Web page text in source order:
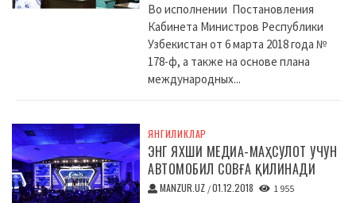
Во исполнении Постановления
Кабинета Министров Республики
Узбекистан от 6 марта 2018 года №
178-ф, а также на основе плана
международных...
ЯНГИЛИКЛАР
ЭНГ ЯХШИ МЕДИА-МАҲСУЛОТ УЧУН
АВТОМОБИЛ СОВҒА ҚИЛИНАДИ
MANZUR.UZ /01.12.2018 1 955